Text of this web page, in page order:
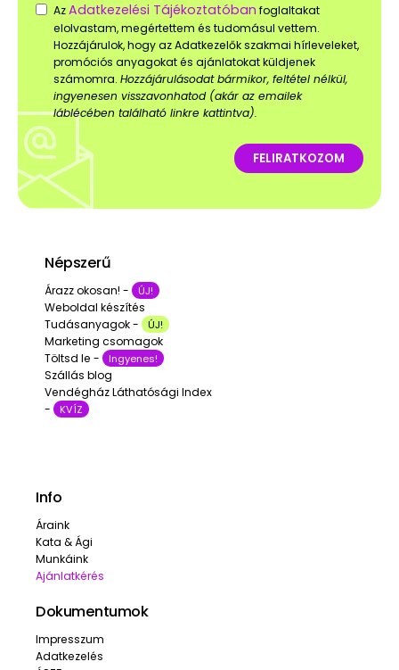
AzAdatkezelési Tájékoztatóban foglaltakat
elolvastam, megértettem és tudomásul vettem.
Hozzájárulok, hogy az Adatkezelők szakmai hírleveleket,
promóciós anyagokat és ajánlatokat küldjenek
számomra. Hozzájárulásodat bármikor, feltétel nélkül,
ingyenesen visszavonhatod (akár az emailek
láblécében található linkre kattintva).
FELIRATKOZOM
Népszerű
Árazz okosan! - ÚJ!
Weboldal készítés
Tudásanyagok -
ÚJ!
Marketing csomagok
Töltsd le -
Ingyenes!
Szállás blog
Vendégház Láthatósági Index
-
KVÍZ
Info
Áraink
Kata & Ági
Munkáink
Ajánlatkérés
Dokumentumok
Impresszum
Adatkezelés